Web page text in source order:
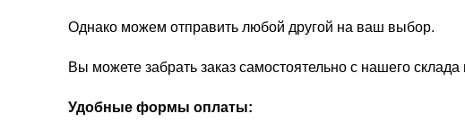
Однако можем отправить любой другой на ваш выбор.
Вы можете забрать заказ самостоятельно с нашего
Удобные формы оплаты: